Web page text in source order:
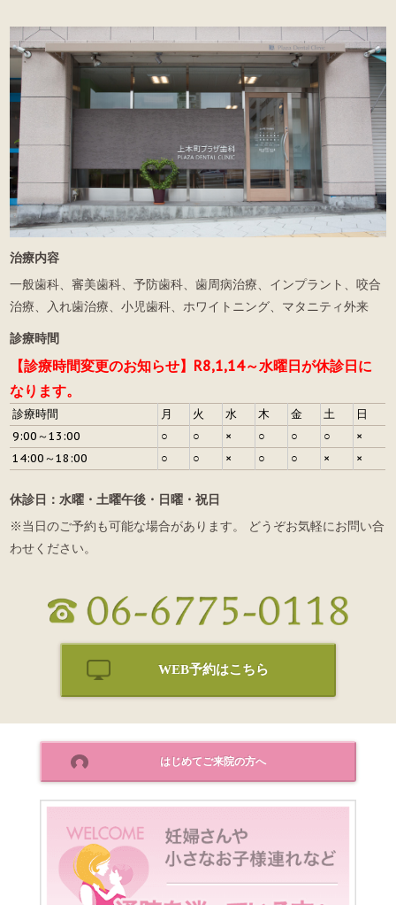
治療内容
一般歯科、審美歯科、予防歯科、歯周病治療、インプラント、咬合
治療、入れ歯治療、小児歯科、ホワイトニング、マタニティ外来
診療時間
【診療時間変更のお知らせ】R8,1,14～水曜日が休診日に
なります。
診療時間 月 火 水 木 金 土
日
9:00～13:00
○ ○ × ○ ○ ○
×
14:00～18:00
○ ○ × ○ ○ × ×
休診日：水曜・土曜午後・日曜・祝日
※当日のご予約も可能な場合があります。 どうぞお気軽にお問い合
わせください。
WEB予約はこちら
はじめてご来院の方へ